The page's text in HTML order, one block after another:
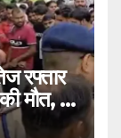
रफ्तार
मौत, दो